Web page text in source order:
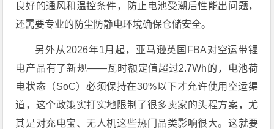
良好的通风和温控条件，防止电池受潮后性能出问题，
还需要专业的防尘防静电环境确保仓储安全。
另外从2026年1月起，亚马逊英国FBA对空运带锂
电产品有了新规——瓦时额定值超过2.7Wh的，电池荷
电状态（SoC）必须保持在30%以下才允许使用空运渠
道，这个政策实打实地限制了很多卖家的头程方案，尤
其是对充电宝、无人机这些热门品类影响很大。这就要